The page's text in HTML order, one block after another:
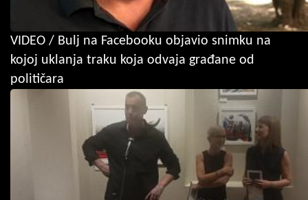
VIDEO / Bulj na Facebooku objavio snimku na
kojoj uklanja traku koja odvaja građane od
političara